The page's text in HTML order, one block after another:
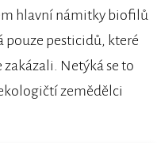
hlavní námitky biofilů
pouze pesticidů, které
Netýká se to
zemědělci